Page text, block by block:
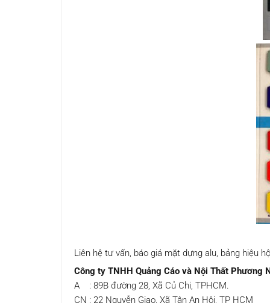
Liên hệ tư vấn, báo giá mặt dựng alu, bảng hiệu
Công ty TNHH Quảng Cáo và Nội Thất Phương
A : 89B đường 28, Xã Củ Chi, TPHCM.
CN : 22 Nguyễn Giao, Xã Tân An Hội, TP HCM